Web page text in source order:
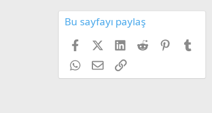
Bu sayfayı paylaş
FacebookX (Twitter)
LinkedIn
Reddit Pinterest
WhatsApp
E-postaLink